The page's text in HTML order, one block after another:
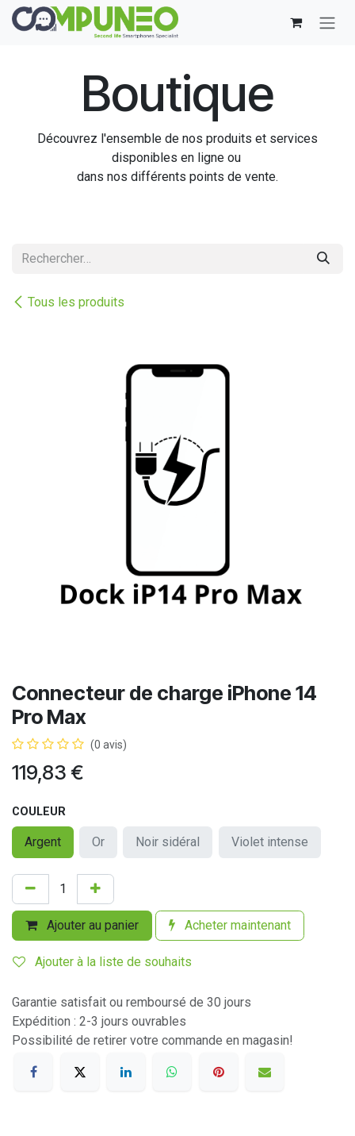
Se rendre au contenu
Boutique
Découvrez l'ensemble de nos produits et services
disponibles en ligne ou
dans nos différents points de vente.
Tous les produits
Connecteur de charge iPhone 14
Pro Max
(0 avis)
119,83 €
COULEUR
Argent Or Noir sidéral Violet intense
Ajouter au panier Acheter maintenant
Ajouter à la liste de souhaits
Garantie satisfait ou remboursé de 30 jours
Expédition : 2-3 jours ouvrables
Possibilité de retirer votre commande en magasin!